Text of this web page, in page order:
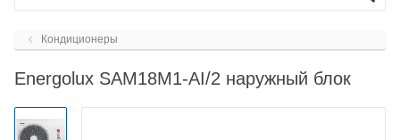
Кондиционеры
Energolux SAM18M1-AI/2 наружный блок